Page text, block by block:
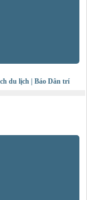
du lịch | Báo Dân trí